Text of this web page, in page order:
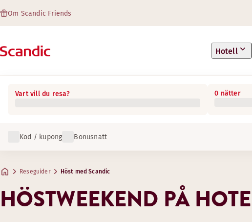
Om Scandic Friends
Hotell
Vart vill du resa? 0 nätter
Kod / kupong Bonusnatt
Reseguider Höst med Scandic
HÖSTWEEKEND PÅ